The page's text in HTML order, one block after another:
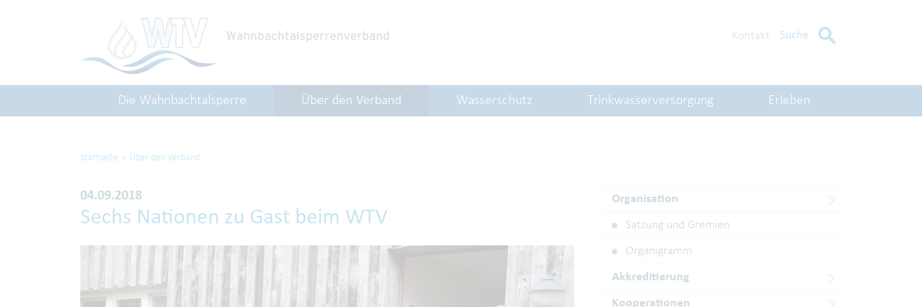
Die Wahnbachtalsperre Über den Verband Wasserschutz Trinkwasserversorgung Erleben
Kontakt Suche
Startseite Über den Verband
04.09.2018
Sechs Nationen zu Gast beim WTV
Organisation
Satzung und Gremien
Organigramm
Akkreditierung
Kooperationen